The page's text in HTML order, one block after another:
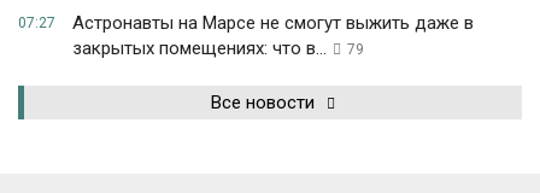
07:27
Астронавты на Марсе не смогут выжить даже в
закрытых помещениях: что в...
79
Все новости